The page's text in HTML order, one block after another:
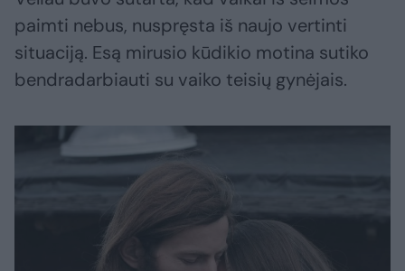
paimti nebus, nuspręsta iš naujo vertinti
situaciją. Esą mirusio kūdikio motina sutiko
bendradarbiauti su vaiko teisių gynėjais.